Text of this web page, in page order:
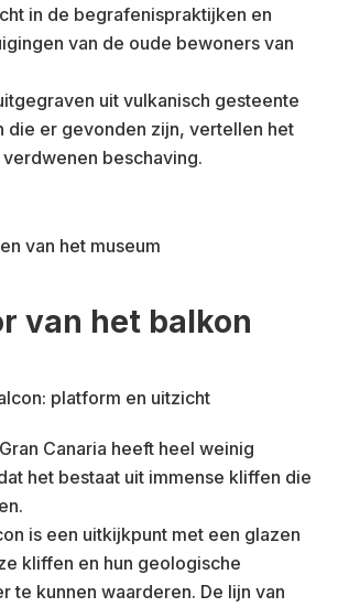
in de begrafenispraktijken en
van de oude bewoners van
uit vulkanisch gesteente
die er gevonden zijn, vertellen het
beschaving.
van het museum
van het balkon
Canaria heeft heel weinig
het bestaat uit immense kliffen die
is een uitkijkpunt met een glazen
kliffen en hun geologische
te kunnen waarderen. De lijn van